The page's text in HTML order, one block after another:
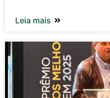
Leia mais